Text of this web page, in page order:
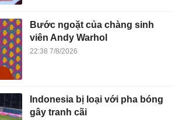
Bước ngoặt của chàng sinh
viên Andy Warhol
22:38 7/8/2026
Indonesia bị loại với pha bóng
gây tranh cãi